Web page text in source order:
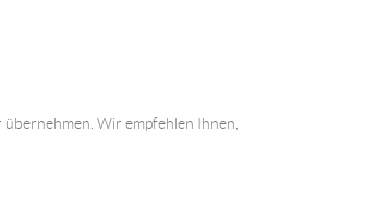
Wir empfehlen Ihnen,